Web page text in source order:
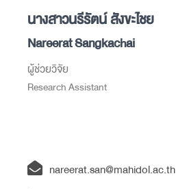
นางสาวนรีรัตน์ สังขะไชย
Nareerat Sangkachai
ผู้ช่วยวิจัย
Research Assistant
nareerat.san@mahidol.ac.th